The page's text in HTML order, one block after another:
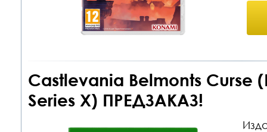
Castlevania Belmonts Curse
Series X) ПРЕДЗАКАЗ!